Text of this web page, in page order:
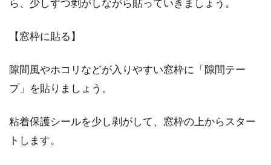
1LDKの部屋でも10畳のLDKは少々レイアウトが
狭い1DKの賢いレイアウト！キッチ
ら、少しずつ剥がしながら貼っていきましょう。
【窓枠に貼る】
隙間風やホコリなどが入りやすい窓枠に「隙間テー
プ」を貼りましょう。
粘着保護シールを少し剥がして、窓枠の上からスター
トします。